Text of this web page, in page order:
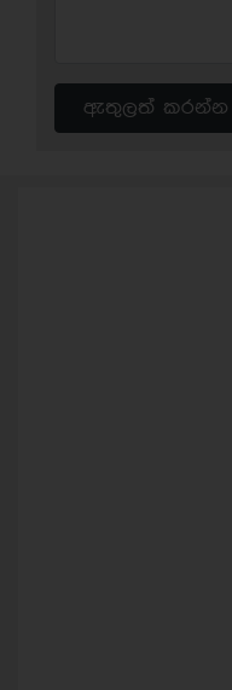
ඇතුලත් කරන්න